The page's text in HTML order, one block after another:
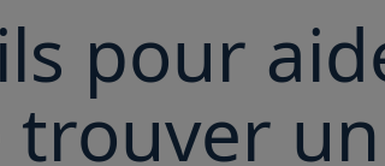
pour
trouver